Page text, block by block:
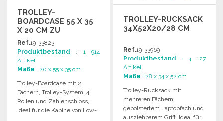
TROLLEY-
BOARDCASE 55 X 35
X 20 CM ZU
GROSSHANDELSPREISEN
Ref.19-33823
Produktbestand : 1 914
Artikel
Maße : 20 x 55 x 35 cm
Trolley-Boardcase mit 2
Fächern, Trolley-System, 4
Rollen und Zahlenschloss,
ideal für die Kabine von Low-
TROLLEY-RUCKSACK
34X52X20/28 CM
Ref.19-33969
Produktbestand : 4 127
Artikel
Maße : 28 x 34 x 52 cm
Trolley-Rucksack mit
mehreren Fächern,
gepolstertem Laptopfach und
ausziehbarem Griff. Ideal für